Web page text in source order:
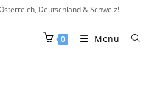
Deutschland & Schweiz!
0 Menü